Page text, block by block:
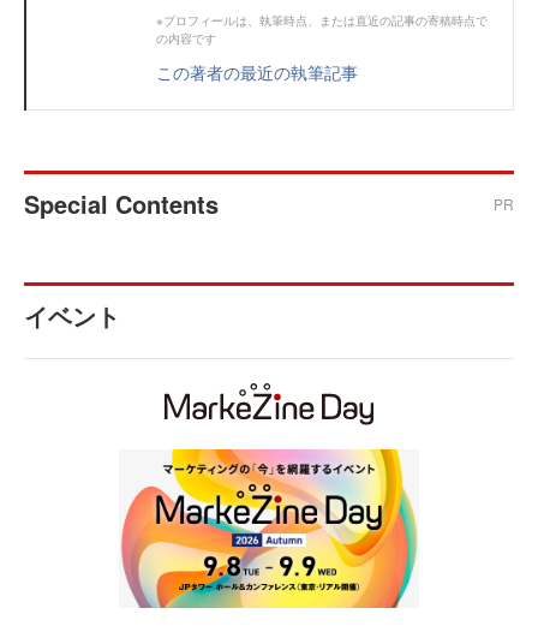
※プロフィールは、執筆時点、または直近の記事の寄稿時点で
の内容です
この著者の最近の執筆記事
Special Contents PR
イベント